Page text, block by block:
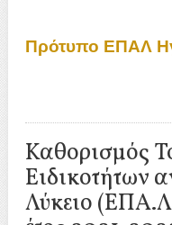
Πρότυπο ΕΠΑΛ
Καθορισμός
Ειδικοτήτων
Λύκειο